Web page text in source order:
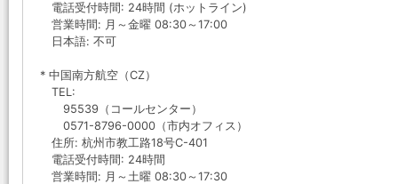
電話受付時間: 24時間 (ホットライン)
営業時間: 月～金曜 08:30～17:00
日本語: 不可
* 中国南方航空（CZ）
TEL:
95539（コールセンター）
0571-8796-0000（市内オフィス）
住所: 杭州市教工路18号C-401
電話受付時間: 24時間
営業時間: 月～土曜 08:30～17:30